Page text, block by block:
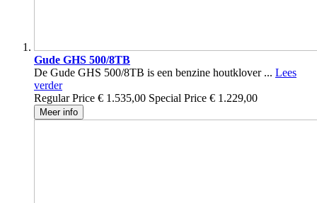
Gude GHS 500/8TB
De Gude GHS 500/8TB is een benzine houtklover ... Lees
verder
Regular Price € 1.535,00 Special Price € 1.229,00
Meer info